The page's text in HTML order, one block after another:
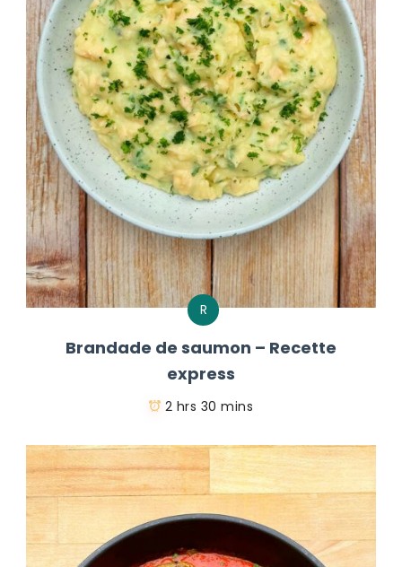
R
Brandade de saumon – Recette
express
2 hrs 30 mins